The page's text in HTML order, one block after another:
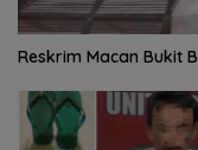
Reskrim Macan Bukit